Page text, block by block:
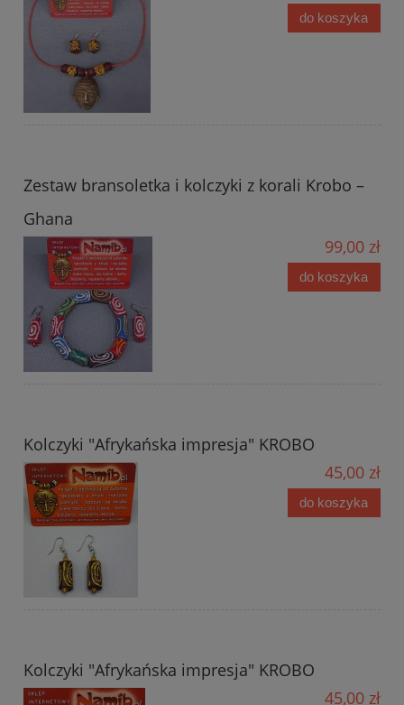
do koszyka
Zestaw bransoletka i kolczyki z korali Krobo –
Ghana
99,00 zł
do koszyka
Kolczyki "Afrykańska impresja" KROBO
45,00 zł
do koszyka
Kolczyki "Afrykańska impresja" KROBO
45,00 zł